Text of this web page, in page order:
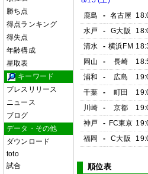
勝ち点
得点ランキング
得失点
年齢構成
星取表
キーワード
プレスリリース
ニュース
ブログ
データ・その他
ダウンロード
toto
試合
鹿島
- 名古屋
水戸
- G大阪
清水
- 横浜FM
岡山
- 長崎
浦和
- 広島
千葉
- 町田
川崎
- 京都
神戸
- FC東京
福岡
- C大阪
順位表